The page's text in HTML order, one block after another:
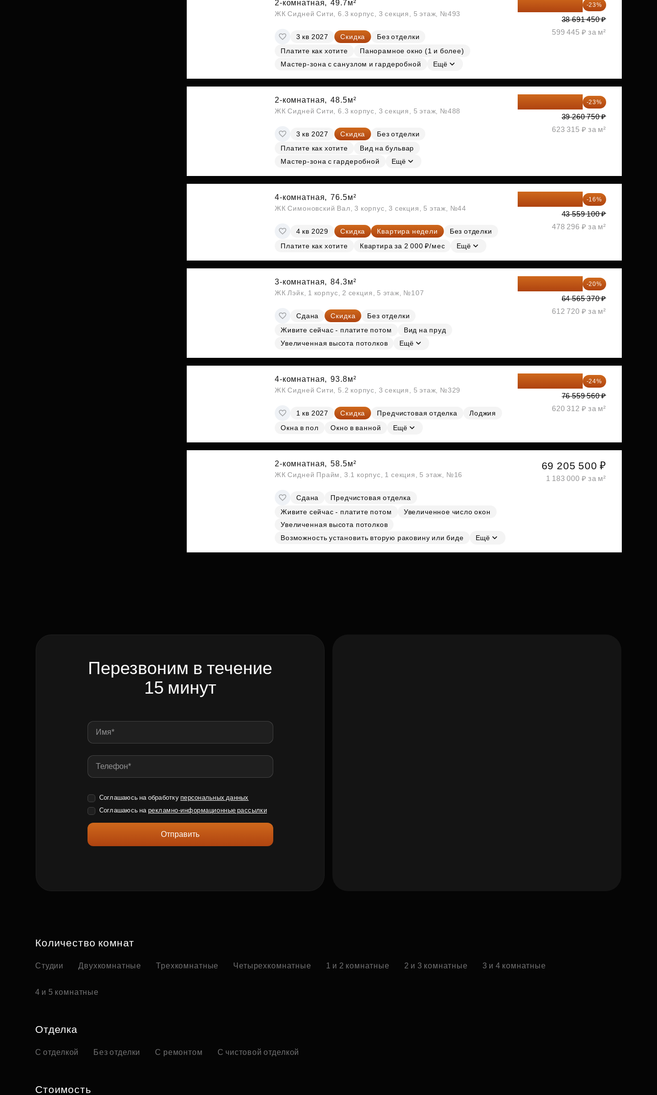
2-комнатная, 49.7м²
ЖК Сидней Сити, 6.3 корпус, 3 секция, 5 этаж, №493
3 кв 2027 Скидка
Без отделки
Платите как хотите
Панорамное окно (1 и более)
Мастер-зона с санузлом и гардеробной
Ещё
-23%
38 691 450 ₽
599 445 ₽ за м²
2-комнатная, 48.5м²
ЖК Сидней Сити, 6.3 корпус, 3 секция, 5 этаж, №488
3 кв 2027 Скидка
Без отделки
Платите как хотите
Вид на бульвар
Мастер-зона с гардеробной
Ещё
-23%
39 260 750 ₽
623 315 ₽ за м²
4-комнатная, 76.5м²
ЖК Симоновский Вал, 3 корпус, 3 секция, 5 этаж, №44
4 кв 2029 Скидка Квартира недели
Без отделки
Платите как хотите
Квартира за 2 000 ₽/мес Ещё
-16%
43 559 100 ₽
478 296 ₽ за м²
3-комнатная, 84.3м²
ЖК Лэйк, 1 корпус, 2 секция, 5 этаж, №107
Сдана Скидка
Без отделки
Живите сейчас - платите потом
Вид на пруд
Увеличенная высота потолков
Ещё
-20%
64 565 370 ₽
612 720 ₽ за м²
4-комнатная, 93.8м²
ЖК Сидней Сити, 5.2 корпус, 3 секция, 5 этаж, №329
1 кв 2027 Скидка Предчистовая отделка
Лоджия
Окна в пол
Окно в ванной Ещё
-24%
76 559 560 ₽
620 312 ₽ за м²
2-комнатная, 58.5м²
ЖК Сидней Прайм, 3.1 корпус, 1 секция, 5 этаж, №16
Сдана
Предчистовая отделка
Живите сейчас - платите потом
Увеличенное число окон
Увеличенная высота потолков
Возможность установить вторую раковину или биде
Ещё
69 205 500 ₽
1 183 000 ₽ за м²
Перезвоним в течение
15 минут
Соглашаюсь на обработку персональных данных
Соглашаюсь на рекламно-информационные рассылки
Отправить
Количество комнат
Студии Двухкомнатные Трехкомнатные Четырехкомнатные 1 и 2 комнатные 2 и 3 комнатные 3 и 4 комнатные
4 и 5 комнатные
Отделка
С отделкой Без отделки С ремонтом С чистовой отделкой
Стоимость